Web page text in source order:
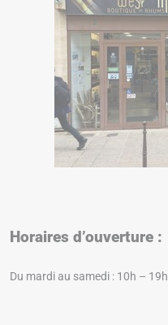
Horaires d’ouverture :
Du mardi au samedi : 10h – 19h